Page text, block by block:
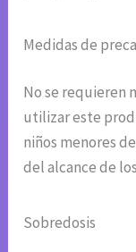
Medidas de
No se requieren
utilizar este
niños menores
del alcance de
Sobredosis